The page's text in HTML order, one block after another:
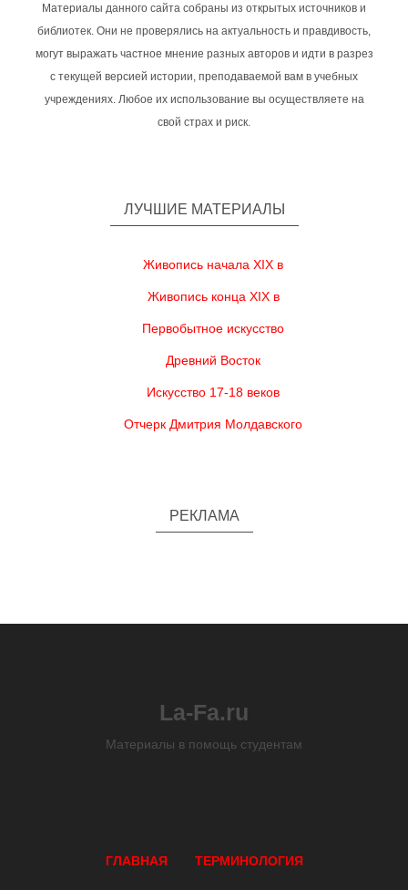
Материалы данного сайта собраны из открытых источников и
библиотек. Они не проверялись на актуальность и правдивость,
могут выражать частное мнение разных авторов и идти в разрез
с текущей версией истории, преподаваемой вам в учебных
учреждениях. Любое их использование вы осуществляете на
свой страх и риск.
ЛУЧШИЕ МАТЕРИАЛЫ
Живопись начала XIX в
Живопись конца XIX в
Первобытное искусство
Древний Восток
Искусство 17-18 веков
Отчерк Дмитрия Молдавского
РЕКЛАМА
La-Fa.ru
Материалы в помощь студентам
ГЛАВНАЯ ТЕРМИНОЛОГИЯ